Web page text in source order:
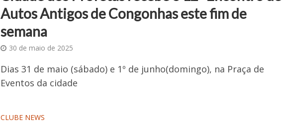
Autos Antigos de Congonhas este fim de
semana
30 de maio de 2025
Dias 31 de maio (sábado) e 1º de junho(domingo), na Praça de
Eventos da cidade
CLUBE NEWS